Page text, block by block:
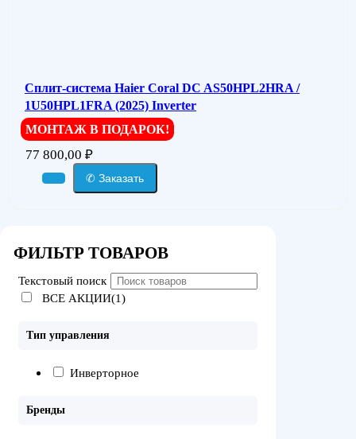
Сплит-система Haier Coral DC AS50HPL2HRA /
1U50HPL1FRA (2025) Inverter
МОНТАЖ В ПОДАРОК!
77 800,00 ₽
✆ Заказать
ФИЛЬТР ТОВАРОВ
Текстовый поиск
ВСЕ АКЦИИ(1)
Тип управления
Инверторное
Бренды